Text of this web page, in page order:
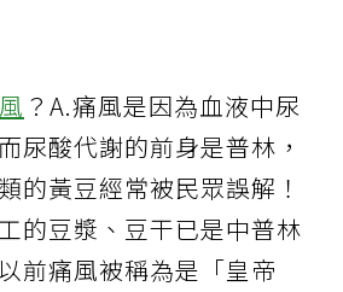
？A.痛風是因為血液中尿
尿酸代謝的前身是普林，
類的黃豆經常被民眾誤解！
的豆漿、豆干已是中普林
前痛風被稱為是「皇帝